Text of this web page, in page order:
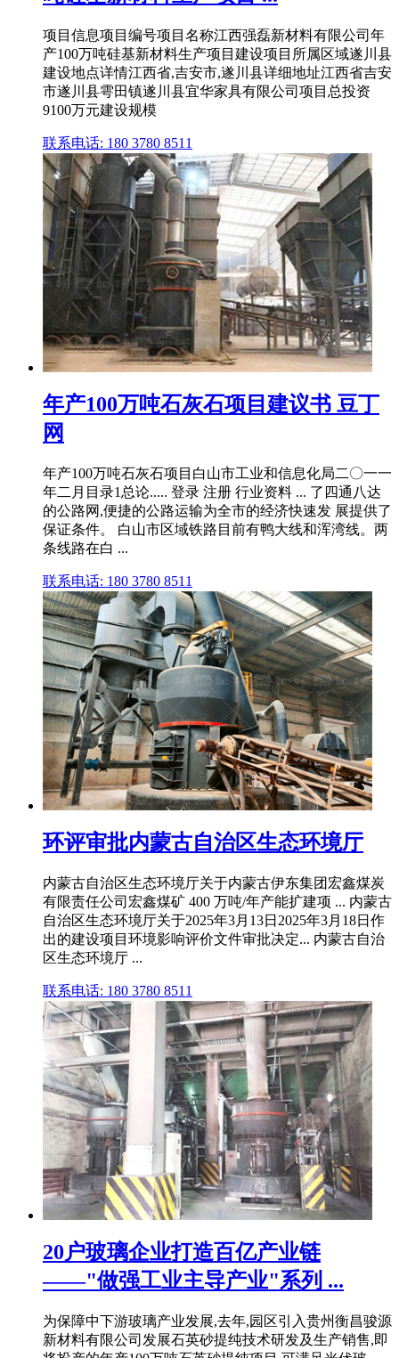
项目信息项目编号项目名称江西强磊新材料有限公司年
产100万吨硅基新材料生产项目建设项目所属区域遂川县
建设地点详情江西省,吉安市,遂川县详细地址江西省吉安
市遂川县雩田镇遂川县宜华家具有限公司项目总投资
9100万元建设规模
联系电话: 180 3780 8511
年产100万吨石灰石项目建议书 豆丁
网
年产100万吨石灰石项目白山市工业和信息化局二〇一一
年二月目录1总论..... 登录 注册 行业资料 ... 了四通八达
的公路网,便捷的公路运输为全市的经济快速发 展提供了
保证条件。 白山市区域铁路目前有鸭大线和浑湾线。两
条线路在白 ...
联系电话: 180 3780 8511
环评审批内蒙古自治区生态环境厅
内蒙古自治区生态环境厅关于内蒙古伊东集团宏鑫煤炭
有限责任公司宏鑫煤矿 400 万吨/年产能扩建项 ... 内蒙古
自治区生态环境厅关于2025年3月13日2025年3月18日作
出的建设项目环境影响评价文件审批决定... 内蒙古自治
区生态环境厅 ...
联系电话: 180 3780 8511
20户玻璃企业打造百亿产业链
——"做强工业主导产业"系列 ...
为保障中下游玻璃产业发展,去年,园区引入贵州衡昌骏源
新材料有限公司发展石英砂提纯技术研发及生产销售,即